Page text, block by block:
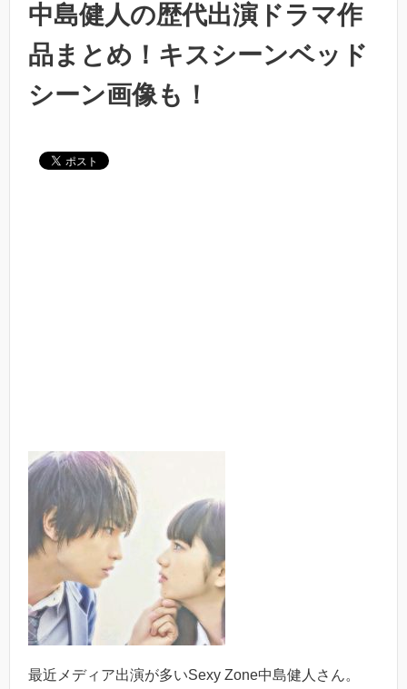
中島健人の歴代出演ドラマ作
品まとめ！キスシーンベッド
シーン画像も！
最近メディア出演が多いSexy Zone中島健人さん。